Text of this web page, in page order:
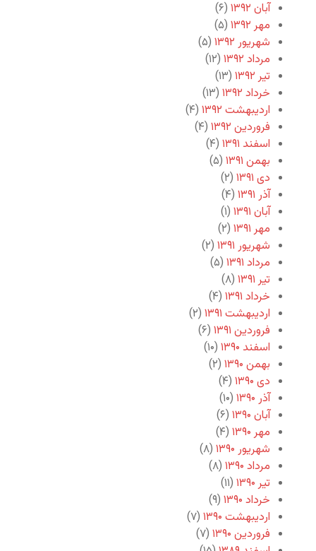
آبان ۱۳۹۲
(۶)
مهر ۱۳۹۲
(۵)
شهریور ۱۳۹۲
(۵)
مرداد ۱۳۹۲
(۱۲)
تیر ۱۳۹۲
(۱۳)
خرداد ۱۳۹۲
(۱۳)
اردیبهشت ۱۳۹۲
(۴)
فروردین ۱۳۹۲
(۴)
اسفند ۱۳۹۱
(۴)
بهمن ۱۳۹۱
(۵)
دی ۱۳۹۱
(۲)
آذر ۱۳۹۱
(۴)
آبان ۱۳۹۱
(۱)
مهر ۱۳۹۱
(۲)
شهریور ۱۳۹۱
(۲)
مرداد ۱۳۹۱
(۵)
تیر ۱۳۹۱
(۸)
خرداد ۱۳۹۱
(۴)
اردیبهشت ۱۳۹۱
(۲)
فروردین ۱۳۹۱
(۶)
اسفند ۱۳۹۰
(۱۰)
بهمن ۱۳۹۰
(۲)
دی ۱۳۹۰
(۴)
آذر ۱۳۹۰
(۱۰)
آبان ۱۳۹۰
(۶)
مهر ۱۳۹۰
(۴)
شهریور ۱۳۹۰
(۸)
مرداد ۱۳۹۰
(۸)
تیر ۱۳۹۰
(۱۱)
خرداد ۱۳۹۰
(۹)
اردیبهشت ۱۳۹۰
(۷)
فروردین ۱۳۹۰
(۷)